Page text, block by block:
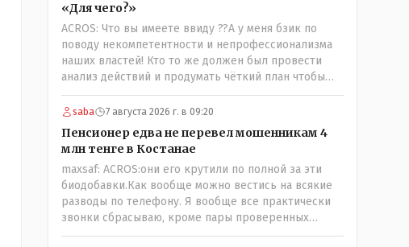
«Для чего?»
ACROS: Что вы имеете ввиду ??А у меня бзик по
поводу некомпетентности и непрофессионализма
наших властей! Кто то же должен был провести
анализ действий и продумать чёткий план чтобы
комар носа не подточил! Но тут явно спешили, а в
аналитическом центре либо кто то из
Мальдивы уехал, либо всё вместе! Пока
прокатывает по вышеизложенным Вами причинам,
просто обстоятельства немного меняются по
сравнению с Назарбаевскими временами, власти
решили пощупать кошелёк населения, а это уже
неизвестная в уравнении взаимоотношений власти
и народа! Тут бы как раз специалист-аналитик и
saba 7 августа 2026 г. в 09:20
Пенсионер едва не перевел мошенникам 4
млн тенге в Костанае
maxsaf: ACROS:они его крутили по полной за эти
биодобавки.Как вообще можно вестись на всякие
разводы по телефону. Я вообще все практически
звонки сбрасываю, кроме пары проверенных
контактов. Один раз мне мой банк позвонил, не